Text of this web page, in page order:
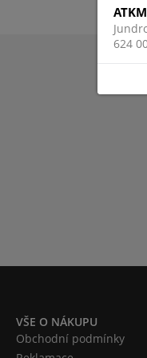
VŠE O NÁKUPU
Obchodní podmínky
624